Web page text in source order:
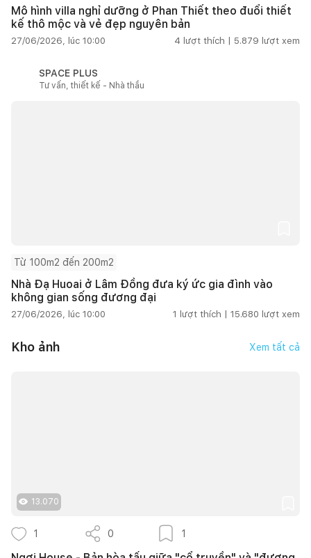
Mô hình villa nghỉ dưỡng ở Phan Thiết theo đuổi thiết
kế thô mộc và vẻ đẹp nguyên bản
27/06/2026, lúc 10:00 4 lượt thích | 5.879 lượt xem
SPACE PLUS
Tư vấn, thiết kế - Nhà thầu
Từ 100m2 đến 200m2
Nhà Đạ Huoai ở Lâm Đồng đưa ký ức gia đình vào
không gian sống đương đại
27/06/2026, lúc 10:00 1 lượt thích | 15.680 lượt xem
Kho ảnh Xem tất cả
13.070
1 0 1